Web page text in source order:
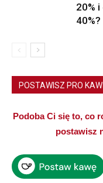
20%
40%?
POSTAWISZ PRO
Podoba Ci się to, co
postawisz